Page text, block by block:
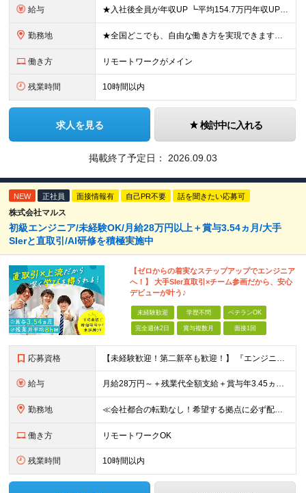
給与 ★入社後全員が年収UP ┗平均154.7万円年収UP！ ┗最大380万円UPの実績も 月給35万円～100万円＋決算賞与＋各種手当 【 給与イメージ 】 ■経験1年以上…月給35万円～＋決算賞与
勤務地 ★全国どこでも、自由な働き方を実現できます！ 全国のプロジェクト先やフルリモート環境での勤務も可能です。 ＼自由度の高い働き方、叶えます／ ・フルリモートで働きたい ・ハイブリットに働きたい ・家庭
働き方 リモートワークがメイン
残業時間 10時間以内
求人を見る 検討中に入れる
掲載終了予定日： 2026.09.03
NEW 正社員 面接情報有 自己PR不要 話を聞きたい応募可
株式会社マルス
初級エンジニア/未経験OK/月給28万円以上＋賞与3.54ヵ月/大手
SIerと直取引/AI研修を積極実施中
【ゼロからの着実なステップアップでエンジニア
へ！】 大手SIer直取引×チーム参画だから、安心
デビューが叶う♪
未経験歓迎 学歴不問 ベテランOK
完全週休2日 賞与複数月 面接1回
応募資格 【未経験歓迎！第二新卒も歓迎！】 『エンジニアになりたい』意欲があれば歓迎です！ 以下のような方も尚歓迎です！ ・学生時代に情報系の学部で学んでいた方 ・ITスクールや独学でプログラミングを学んだこ
給与 月給28万円～＋残業代全額支給＋賞与年3.45ヵ月(東京) 月給25万円～＋残業代全額支給＋賞与年3.45ヵ月(新潟・長岡) 入社時想定年収： 392万円～ (東京) 350万円～ (新潟・長岡)
勤務地 ≪会社都合の転勤なし！希望する拠点に必ず配属します。新潟Uターン・Iターン大歓迎！≫ 首都圏(東京、神奈川、千葉、埼玉)または新潟市、長岡市周辺のお客様先または各拠点での勤務となります。 ■東京支社
働き方 リモートワークOK
残業時間 10時間以内